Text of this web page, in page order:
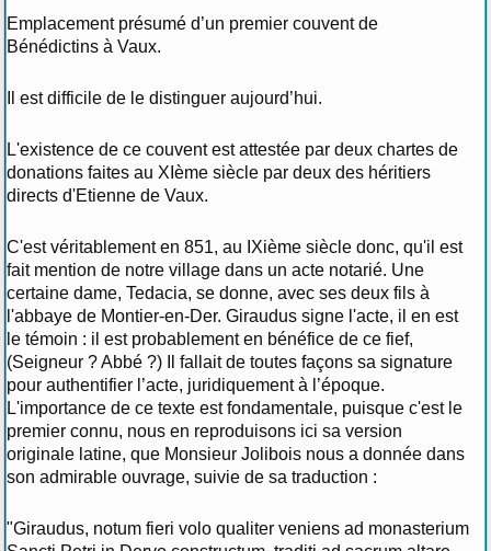
Emplacement présumé d’un premier couvent de
Bénédictins à Vaux.
Il est difficile de le distinguer aujourd’hui.
L'existence de ce couvent est attestée par deux chartes de
donations faites au XIème siècle par deux des héritiers
directs d'Etienne de Vaux.
C'est véritablement en 851, au IXième siècle donc, qu'il est
fait mention de notre village dans un acte notarié. Une
certaine dame, Tedacia, se donne, avec ses deux fils à
l'abbaye de Montier-en-Der. Giraudus signe l'acte, il en est
le témoin : il est probablement en bénéfice de ce fief,
(Seigneur ? Abbé ?) Il fallait de toutes façons sa signature
pour authentifier l’acte, juridiquement à l’époque.
L'importance de ce texte est fondamentale, puisque c'est le
premier connu, nous en reproduisons ici sa version
originale latine, que Monsieur Jolibois nous a donnée dans
son admirable ouvrage, suivie de sa traduction :
"Giraudus, notum fieri volo qualiter veniens ad monasterium